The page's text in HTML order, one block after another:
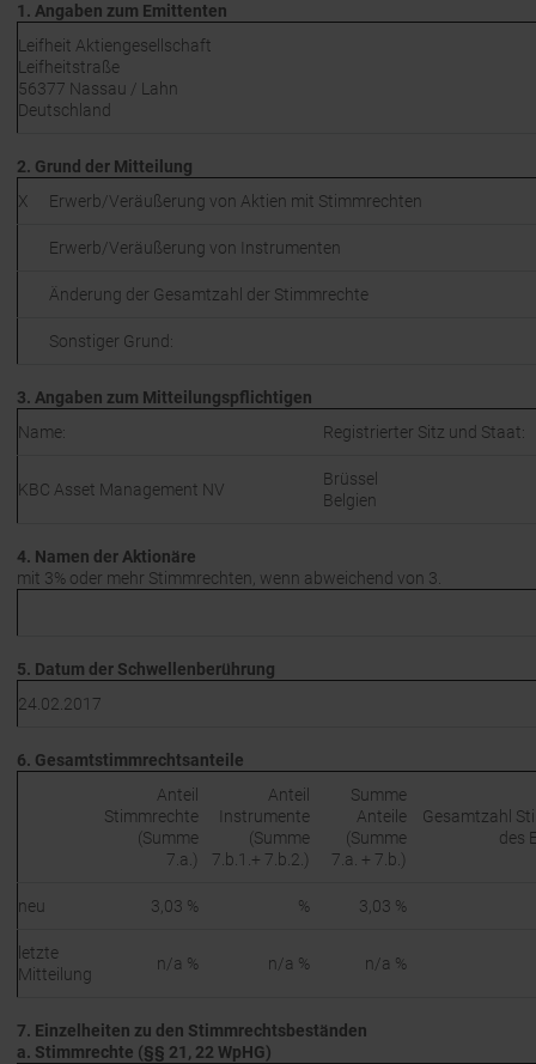
1. Angaben zum Emittenten
Leifheit Aktiengesellschaft
Leifheitstraße
56377 Nassau / Lahn
Deutschland
2. Grund der Mitteilung
X
Erwerb/Veräußerung von Aktien mit Stimmrechten
Erwerb/Veräußerung von Instrumenten
Änderung der Gesamtzahl der Stimmrechte
Sonstiger Grund:
3. Angaben zum Mitteilungspflichtigen
Name:
Registrierter Sitz und Staat:
KBC Asset Management NV
Brüssel
Belgien
4. Namen der Aktionäre
mit 3% oder mehr Stimmrechten, wenn abweichend von 3.
5. Datum der Schwellenberührung
24.02.2017
6. Gesamtstimmrechtsanteile
Anteil
Stimmrechte
(Summe
7.a.)
Anteil
Instrumente
(Summe
7.b.1.+ 7.b.2.)
Summe
Anteile
(Summe
7.a. + 7.b.)
Gesamtzahl
des
neu 3,03 % % 3,03 %
letzte
Mitteilung
n/a % n/a % n/a %
7. Einzelheiten zu den Stimmrechtsbeständen
a. Stimmrechte (§§ 21, 22 WpHG)